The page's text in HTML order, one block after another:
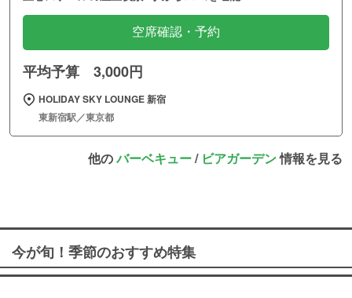
空席確認・予約
平均予算 3,000円
HOLIDAY SKY LOUNGE 新宿
東新宿駅／東京都
他のバーベキュー/ ビアガーデン情報を見る
今が旬！季節のおすすめ特集